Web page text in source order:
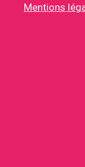
Mentions